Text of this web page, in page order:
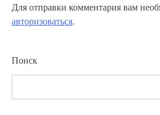
Для отправки комментария вам
авторизоваться.
Поиск